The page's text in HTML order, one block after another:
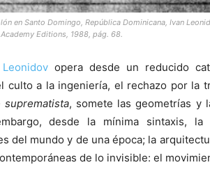
en Santo Domingo, República Dominicana, Ivan
Academy Editions, 1988, pág. 68.
Leonidovopera desde un reducido
culto a la ingeniería, el rechazo por la
suprematista, somete las geometrías y
desde la mínima sintaxis,
del mundo y de una época; la
de lo invisible: el